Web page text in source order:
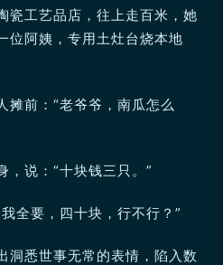
瓷工艺品店，往上走百米，她
位阿姨，专用土灶台烧本地
摊前：“老爷爷，南瓜怎么
，说：“十块钱三只。”
全要，四十块，行不行？”
洞悉世事无常的表情，陷入数